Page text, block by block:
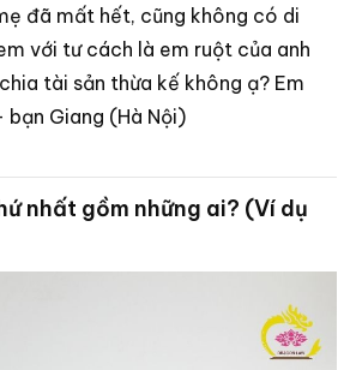
đã mất hết, cũng không có di
với tư cách là em ruột của anh
tài sản thừa kế không ạ? Em
bạn Giang (Hà Nội)
nhất gồm những ai? (Ví dụ